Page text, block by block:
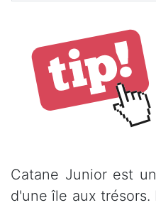
Catane Junior est
d'une île aux